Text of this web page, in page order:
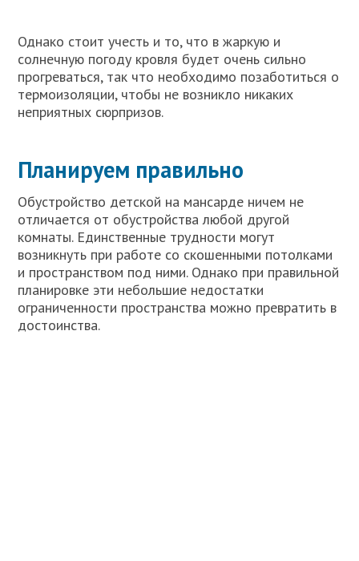
Однако стоит учесть и то, что в жаркую и
солнечную погоду кровля будет очень сильно
прогреваться, так что необходимо позаботиться о
термоизоляции, чтобы не возникло никаких
неприятных сюрпризов.
Планируем правильно
Обустройство детской на мансарде ничем не
отличается от обустройства любой другой
комнаты. Единственные трудности могут
возникнуть при работе со скошенными потолками
и пространством под ними. Однако при правильной
планировке эти небольшие недостатки
ограниченности пространства можно превратить в
достоинства.